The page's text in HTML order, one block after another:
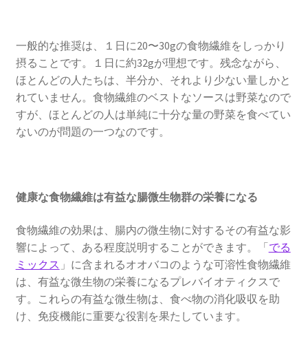
一般的な推奨は、１日に20〜30gの食物繊維をしっかり
摂ることです。１日に約32gが理想です。残念ながら、
ほとんどの人たちは、半分か、それより少ない量しかと
れていません。食物繊維のベストなソースは野菜なので
すが、ほとんどの人は単純に十分な量の野菜を食べてい
ないのが問題の一つなのです。
健康な食物繊維は有益な腸微生物群の栄養になる
食物繊維の効果は、腸内の微生物に対するその有益な影
響によって、ある程度説明することができます。「でる
ミックス 」に含まれるオオバコのような可溶性食物繊維
は、有益な微生物の栄養になるプレバイオティクスで
す。これらの有益な微生物は、食べ物の消化吸収を助
け、免疫機能に重要な役割を果たしています。